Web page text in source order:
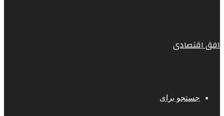
افق اقتصادی
جستجو برای